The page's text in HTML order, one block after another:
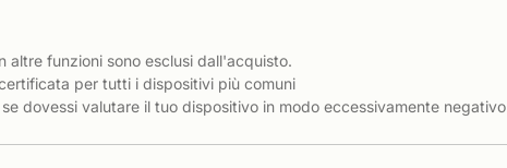
altre funzioni sono esclusi dall'acquisto.
per tutti i dispositivi più comuni
dovessi valutare il tuo dispositivo in modo eccessivamente negativo